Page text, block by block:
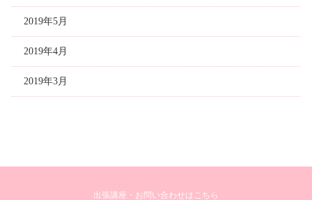
2019年5月
2019年4月
2019年3月
出張講座・お問い合わせはこちら